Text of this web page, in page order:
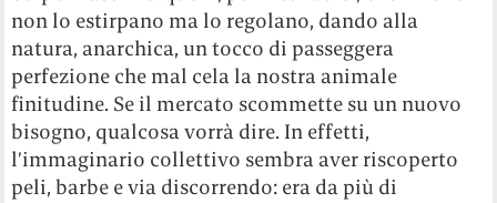
non lo estirpano ma lo regolano, dando alla
natura, anarchica, un tocco di passeggera
perfezione che mal cela la nostra animale
finitudine. Se il mercato scommette su un nuovo
bisogno, qualcosa vorrà dire. In effetti,
l’immaginario collettivo sembra aver riscoperto
peli, barbe e via discorrendo: era da più di